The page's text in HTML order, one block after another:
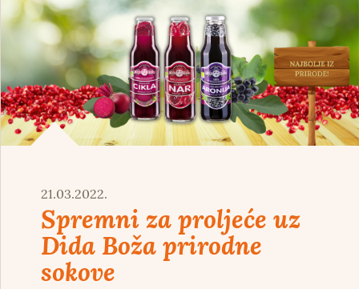
21.03.2022.
Spremni za proljeće uz
Dida Boža prirodne
sokove